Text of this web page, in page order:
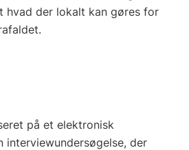
hvad der lokalt kan gøres for
på et elektronisk
interviewundersøgelse, der